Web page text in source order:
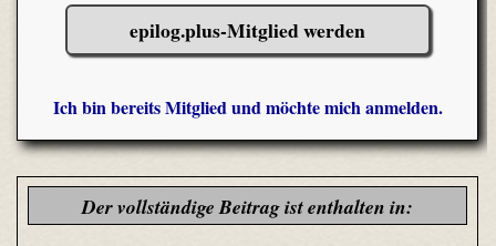
epilog.plus-Mitglied werden
Ich bin bereits Mitglied und möchte mich anmelden.
Der vollständige Beitrag ist enthalten in: